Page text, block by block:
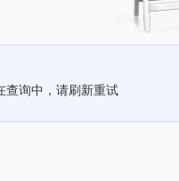
查询中，请刷新重试